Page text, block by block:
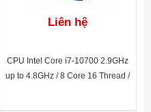
Liên hệ
CPU Intel Core i7-10700 2.9GHz
up to 4.8GHz / 8 Core 16 Thread /